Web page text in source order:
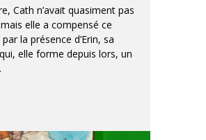
Cath n’avait quasiment pas
elle a compensé ce
la présence d’Erin, sa
elle forme depuis lors, un